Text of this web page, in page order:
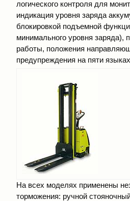
логического контроля для
индикация уровня заряда
блокировкой подъемной
минимального уровня заряда),
работы, положения
предупреждения на пяти
На всех моделях применены
торможения: ручной